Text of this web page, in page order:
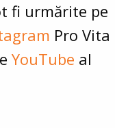
fi urmărite pe
Pro Vita
YouTube al